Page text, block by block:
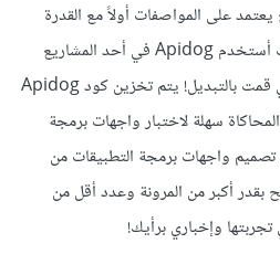
على المواصفات أولاً مع القدرة
على المحاكاة قبل البدء. لقد كنت أستخدم Apidog في أحد المشاريع
الحديثة، وكنت سعيدًا جدًا لأنني قمت بالتبديل! يتم تخزين كود Apidog
سهلة لاختبار واجهات برمجة
تصميم واجهات برمجة التطبيقات من
بقدر أكبر من المرونة وعدد أقل من
وإخباري برأيك!